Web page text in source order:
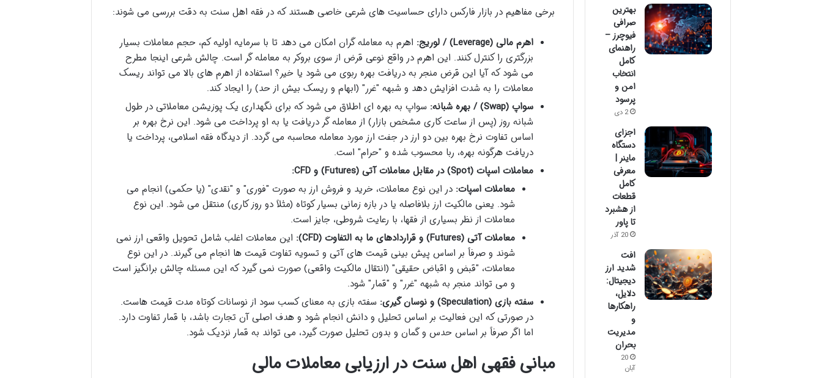
برخی مفاهیم در بازار فارکس دارای حساسیت های شرعی خاصی هستند که در فقه اهل سنت به دقت بررسی می شوند:
اهرم مالی (Leverage) / لوریج:
اهرم به معامله گران امکان می دهد تا با سرمایه اولیه کم، حجم معاملات بسیار
بزرگتری را کنترل کنند. این اهرم در واقع نوعی قرض از سوی بروکر به معامله گر است. چالش شرعی اینجا مطرح
می شود که آیا این قرض منجر به دریافت بهره ربوی می شود یا خیر؟ استفاده از اهرم های بالا می تواند ریسک
معاملات را به شدت افزایش دهد و شبهه "غرر" (ابهام و ریسک بیش از حد) را ایجاد کند.
سواپ (Swap) / بهره شبانه:
سواپ به بهره ای اطلاق می شود که برای نگهداری یک پوزیشن معاملاتی در طول
شبانه روز (پس از ساعت کاری مشخص بازار) از معامله گر دریافت یا به او پرداخت می شود. این نرخ بهره بر
اساس تفاوت نرخ بهره بین دو ارز در جفت ارز مورد معامله محاسبه می گردد. از دیدگاه فقه اسلامی، پرداخت یا
دریافت هرگونه بهره، ربا محسوب شده و "حرام" است.
معاملات اسپات (Spot) در مقابل معاملات آتی (Futures) و CFD:
معاملات اسپات: در این نوع معاملات، خرید و فروش ارز به صورت "فوری" و "نقدی" (یا حکمی) انجام می
شود. یعنی مالکیت ارز بلافاصله یا در بازه زمانی بسیار کوتاه (مثلاً دو روز کاری) منتقل می شود. این نوع
معاملات از نظر بسیاری از فقها، با رعایت شروطی، جایز است.
معاملات آتی (Futures) و قراردادهای ما به التفاوت (CFD):
این معاملات اغلب شامل تحویل واقعی ارز نمی
شوند و صرفاً بر اساس پیش بینی قیمت های آتی و تسویه تفاوت قیمت ها انجام می گیرند. در این نوع
معاملات، "قبض و اقباض حقیقی" (انتقال مالکیت واقعی) صورت نمی گیرد که این مسئله چالش برانگیز است
و می تواند منجر به شبهه "غرر" و "قمار" شود.
سفته بازی (Speculation) و نوسان گیری:
سفته بازی به معنای کسب سود از نوسانات کوتاه مدت قیمت هاست.
در صورتی که این فعالیت بر اساس تحلیل و دانش انجام شود و هدف اصلی آن تجارت باشد، با قمار تفاوت دارد.
اما اگر صرفاً بر اساس حدس و گمان و بدون تحلیل صورت گیرد، می تواند به قمار نزدیک شود.
مبانی فقهی اهل سنت در ارزیابی معاملات مالی
بهترین
صرافی
فیوچرز –
راهنمای
کامل
انتخاب
امن و
پرسود
2 دی
اجزای
دستگاه
ماینر |
معرفی
کامل
قطعات
از هشبرد
تا پاور
20 آذر
افت
شدید ارز
دیجیتال:
دلایل،
راهکارها
و
مدیریت
بحران
20
آبان